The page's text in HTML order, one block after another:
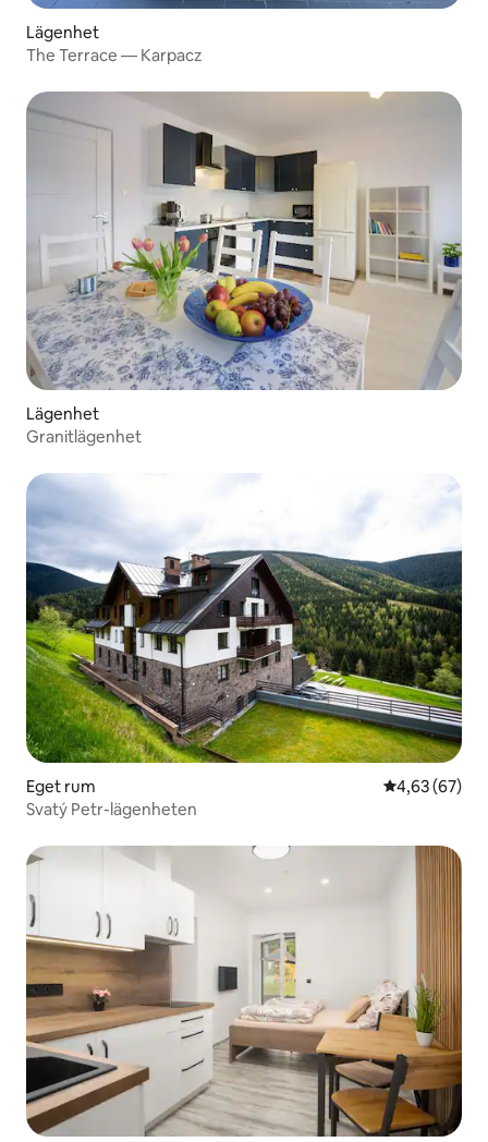
Lägenhet
The Terrace — Karpacz
Lägenhet
Granitlägenhet
Eget rum 4,63 av 5 i
4,63 (67)
Svatý Petr-lägenheten